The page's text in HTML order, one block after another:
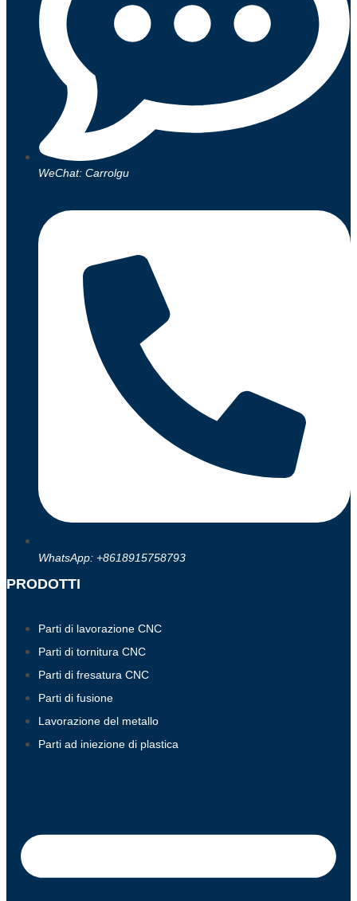
WeChat: Carrolgu
WhatsApp: +8618915758793
PRODOTTI
Parti di lavorazione CNC
Parti di tornitura CNC
Parti di fresatura CNC
Parti di fusione
Lavorazione del metallo
Parti ad iniezione di plastica